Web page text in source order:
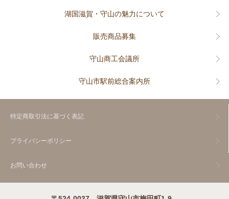
湖国滋賀・守山の魅力について
販売商品募集
守山商工会議所
守山市駅前総合案内所
特定商取引法に基づく表記
プライバシーポリシー
お問い合わせ